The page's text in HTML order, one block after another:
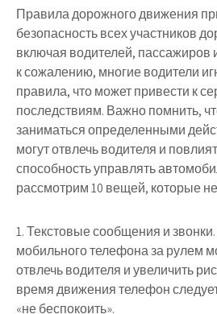
Правила дорожного движения
безопасность всех участников
включая водителей,
к сожалению, многие водители
правила, что может привести к
последствиям. Важно помнить,
заниматься определенными
могут отвлечь водителя и
способность управлять
рассмотрим 10 вещей, которые
1. Текстовые сообщения и
мобильного телефона за рулем
отвлечь водителя и увеличить
время движения телефон
«не беспокоить».